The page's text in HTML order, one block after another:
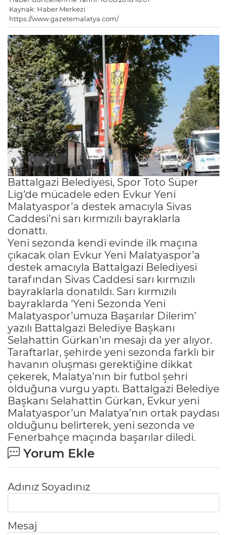
Kaynak: Haber Merkezi
https://www.gazetemalatya.com/
Battalgazi Belediyesi, Spor Toto Süper
Lig’de mücadele eden Evkur Yeni
Malatyaspor’a destek amacıyla Sivas
Caddesi’ni sarı kırmızılı bayraklarla
donattı.
Yeni sezonda kendi evinde ilk maçına
çıkacak olan Evkur Yeni Malatyaspor’a
destek amacıyla Battalgazi Belediyesi
tarafından Sivas Caddesi sarı kırmızılı
bayraklarla donatıldı. Sarı kırmızılı
bayraklarda ‘Yeni Sezonda Yeni
Malatyaspor’umuza Başarılar Dilerim’
yazılı Battalgazi Belediye Başkanı
Selahattin Gürkan’ın mesajı da yer alıyor.
Taraftarlar, şehirde yeni sezonda farklı bir
havanın oluşması gerektiğine dikkat
çekerek, Malatya’nın bir futbol şehri
olduğuna vurgu yaptı. Battalgazi Belediye
Başkanı Selahattin Gürkan, Evkur yeni
Malatyaspor’un Malatya’nın ortak paydası
olduğunu belirterek, yeni sezonda ve
Fenerbahçe maçında başarılar diledi.
Yorum Ekle
Adınız Soyadınız
Mesaj